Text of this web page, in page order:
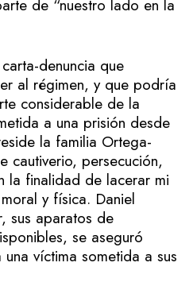
de “nuestro lado en la
denuncia que
al régimen, y que podría
considerable de la
a una prisión desde
la familia Ortega-
cautiverio, persecución,
la finalidad de lacerar mi
y física. Daniel
sus aparatos de
se aseguró
víctima sometida a sus